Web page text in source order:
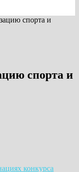
спорта и
спорта и
конкурса